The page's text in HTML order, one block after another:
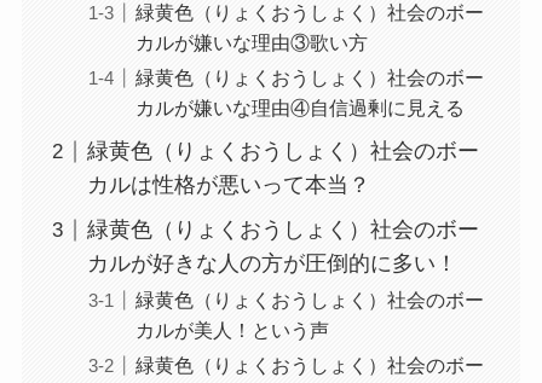
緑黄色（りょくおうしょく）社会のボー
カルが嫌いな理由③歌い方
緑黄色（りょくおうしょく）社会のボー
カルが嫌いな理由④自信過剰に見える
緑黄色（りょくおうしょく）社会のボー
カルは性格が悪いって本当？
緑黄色（りょくおうしょく）社会のボー
カルが好きな人の方が圧倒的に多い！
緑黄色（りょくおうしょく）社会のボー
カルが美人！という声
緑黄色（りょくおうしょく）社会のボー